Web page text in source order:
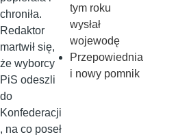
chroniła.
Redaktor
martwił się,
że wyborcy
PiS odeszli
do
Konfederacji
, na co poseł
tym roku
wysłał
wojewodę
Przepowiednia
i nowy pomnik